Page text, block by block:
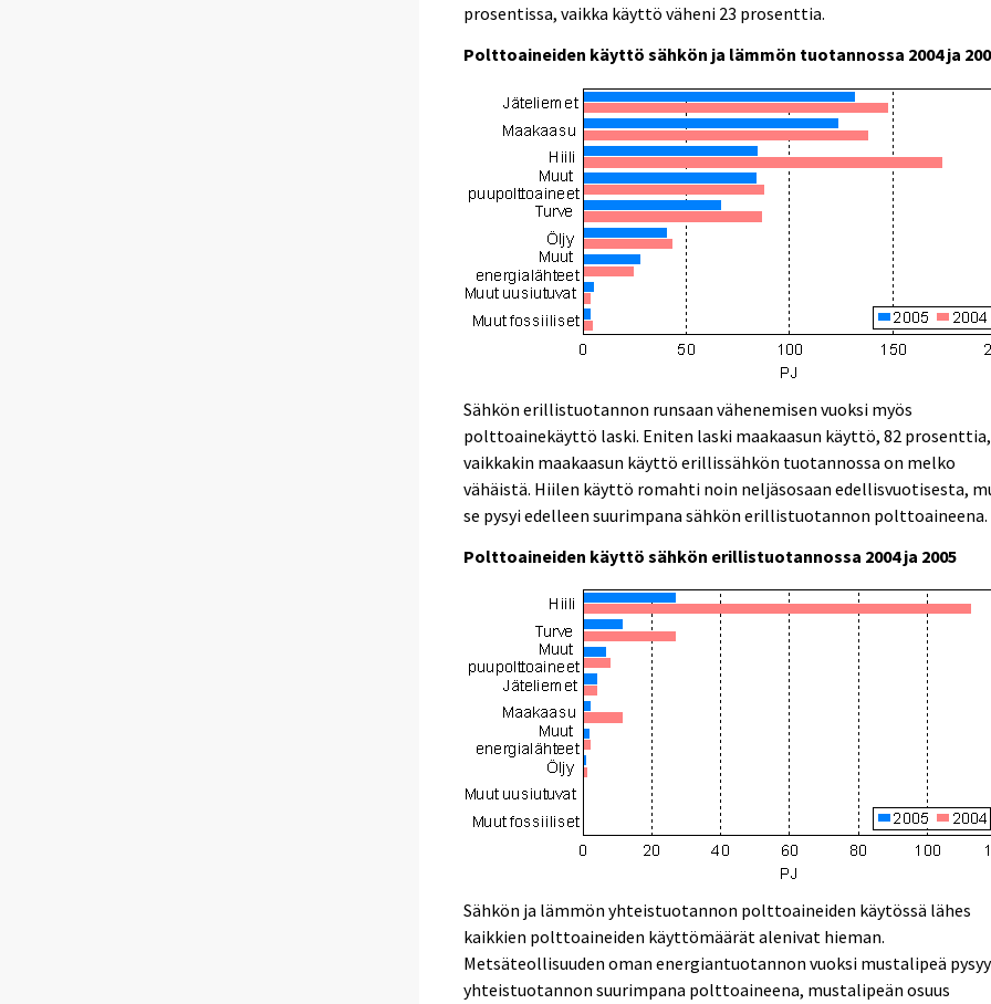
prosentissa, vaikka käyttö väheni 23 prosenttia.
Polttoaineiden käyttö sähkön ja lämmön tuotannossa 2004 ja
Sähkön erillistuotannon runsaan vähenemisen vuoksi myös
polttoainekäyttö laski. Eniten laski maakaasun käyttö, 82 prosenttia,
vaikkakin maakaasun käyttö erillissähkön tuotannossa on melko
vähäistä. Hiilen käyttö romahti noin neljäsosaan edellisvuotisesta,
se pysyi edelleen suurimpana sähkön erillistuotannon polttoaineena.
Polttoaineiden käyttö sähkön erillistuotannossa 2004 ja 2005
Sähkön ja lämmön yhteistuotannon polttoaineiden käytössä lähes
kaikkien polttoaineiden käyttömäärät alenivat hieman.
Metsäteollisuuden oman energiantuotannon vuoksi mustalipeä pysyy
yhteistuotannon suurimpana polttoaineena, mustalipeän osuus